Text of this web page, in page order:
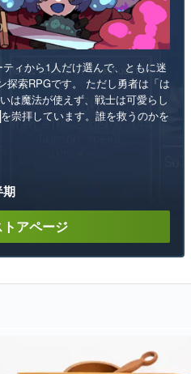
ィから1人だけ選んで、ともに迷
探索RPGです。 ただし勇者は「は
は魔法が使えず、戦士は可愛らし
崇拝しています。誰を救うのかを
期
アページ